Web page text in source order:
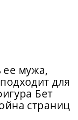
мужа,
для
Бет
страниц